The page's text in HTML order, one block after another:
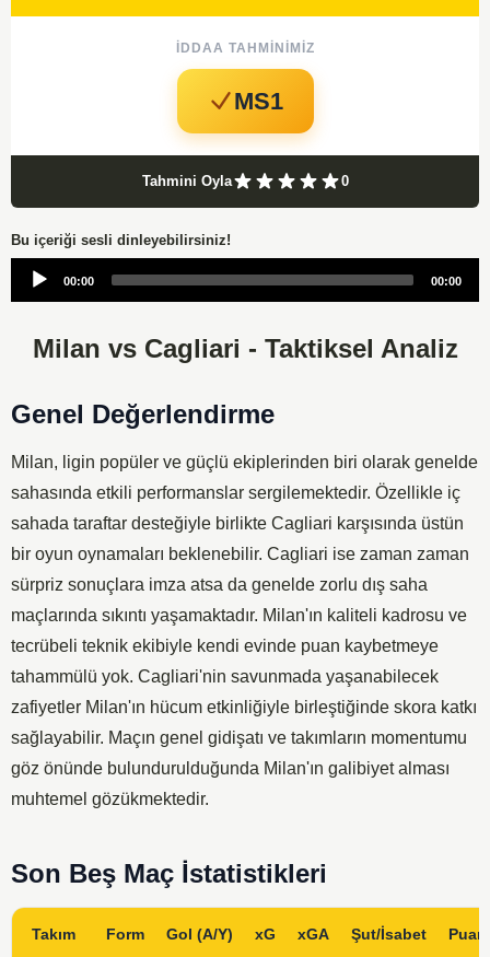
İDDAA TAHMINIMIZ
MS1
Tahmini Oyla 0
Bu içeriği sesli dinleyebilirsiniz!
Audio
00:00 00:00
Milan vs Cagliari - Taktiksel Analiz
Genel Değerlendirme
Milan, ligin popüler ve güçlü ekiplerinden biri olarak genelde
sahasında etkili performanslar sergilemektedir. Özellikle iç
sahada taraftar desteğiyle birlikte Cagliari karşısında üstün
bir oyun oynamaları beklenebilir. Cagliari ise zaman zaman
sürpriz sonuçlara imza atsa da genelde zorlu dış saha
maçlarında sıkıntı yaşamaktadır. Milan'ın kaliteli kadrosu ve
tecrübeli teknik ekibiyle kendi evinde puan kaybetmeye
tahammülü yok. Cagliari'nin savunmada yaşanabilecek
zafiyetler Milan'ın hücum etkinliğiyle birleştiğinde skora katkı
sağlayabilir. Maçın genel gidişatı ve takımların momentumu
göz önünde bulundurulduğunda Milan'ın galibiyet alması
muhtemel gözükmektedir.
Son Beş Maç İstatistikleri
Takım Form Gol (A/Y) xG xGA Şut/İsabet Puan